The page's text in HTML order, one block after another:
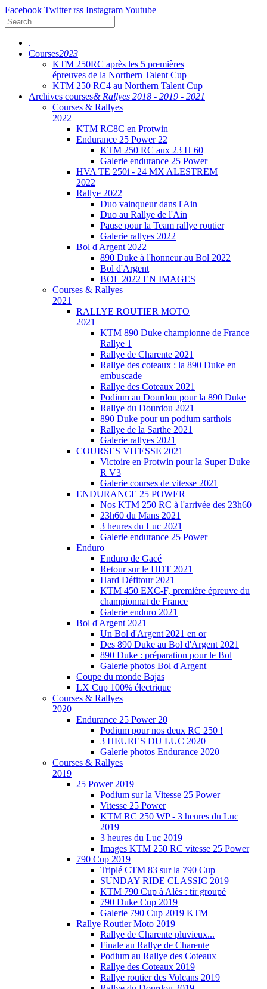
Facebook Twitter rss InstagramYoutube
.
Courses2023
KTM 250RC après les 5 premières
épreuves de la Northern Talent Cup
KTM 250 RC4 au Northern Talent Cup
Archives courses& Rallyes 2018 - 2019 - 2021
Courses & Rallyes
2022
KTM RC8C en Protwin
Endurance 25 Power 22
KTM 250 RC aux 23 H 60
Galerie endurance 25 Power
HVA TE 250i - 24 MX ALESTREM
2022
Rallye 2022
Duo vainqueur dans l'Ain
Duo au Rallye de l'Ain
Pause pour la Team rallye routier
Galerie rallyes 2022
Bol d'Argent 2022
890 Duke à l'honneur au Bol 2022
Bol d'Argent
BOL 2022 EN IMAGES
Courses & Rallyes
2021
RALLYE ROUTIER MOTO
2021
KTM 890 Duke championne de France
Rallye 1
Rallye de Charente 2021
Rallye des coteaux : la 890 Duke en
embuscade
Rallye des Coteaux 2021
Podium au Dourdou pour la 890 Duke
Rallye du Dourdou 2021
890 Duke pour un podium sarthois
Rallye de la Sarthe 2021
Galerie rallyes 2021
COURSES VITESSE 2021
Victoire en Protwin pour la Super Duke
R V3
Galerie courses de vitesse 2021
ENDURANCE 25 POWER
Nos KTM 250 RC à l'arrivée des 23h60
23h60 du Mans 2021
3 heures du Luc 2021
Galerie endurance 25 Power
Enduro
Enduro de Gacé
Retour sur le HDT 2021
Hard Défitour 2021
KTM 450 EXC-F, première épreuve du
championnat de France
Galerie enduro 2021
Bol d'Argent 2021
Un Bol d'Argent 2021 en or
Des 890 Duke au Bol d'Argent 2021
890 Duke : préparation pour le Bol
Galerie photos Bol d'Argent
Coupe du monde Bajas
LX Cup 100% électrique
Courses & Rallyes
2020
Endurance 25 Power 20
Podium pour nos deux RC 250 !
3 HEURES DU LUC 2020
Galerie photos Endurance 2020
Courses & Rallyes
2019
25 Power 2019
Podium sur la Vitesse 25 Power
Vitesse 25 Power
KTM RC 250 WP - 3 heures du Luc
2019
3 heures du Luc 2019
Images KTM 250 RC vitesse 25 Power
790 Cup 2019
Triplé CTM 83 sur la 790 Cup
SUNDAY RIDE CLASSIC 2019
KTM 790 Cup à Alès : tir groupé
790 Duke Cup 2019
Galerie 790 Cup 2019 KTM
Rallye Routier Moto 2019
Rallye de Charente pluvieux...
Finale au Rallye de Charente
Podium au Rallye des Coteaux
Rallye des Coteaux 2019
Rallye routier des Volcans 2019